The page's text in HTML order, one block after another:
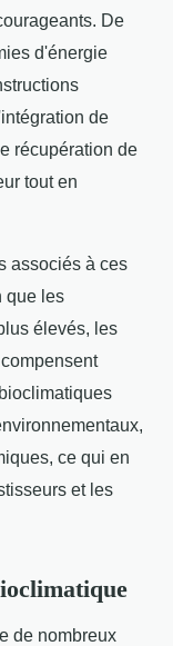
De
d'énergie
de
récupération de
tout en
associés à ces
que les
élevés, les
ce qui en
et les
de nombreux